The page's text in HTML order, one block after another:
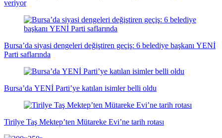
veriyor
Bursa’da siyasi dengeleri değiştiren geçiş: 6 belediye başkanı YENİ
Parti saflarında
Bursa’da YENİ Parti’ye katılan isimler belli oldu
Tirilye Taş Mektep’ten Mütareke Evi’ne tarih rotası